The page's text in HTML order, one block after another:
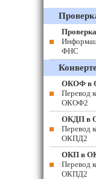
ФНС
ОКОФ в
Перевод
ОКОФ2
ОКДП в
Перевод
ОКПД2
ОКП в
Перевод
ОКПД2